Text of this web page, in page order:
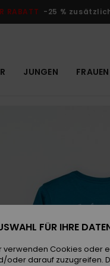
RABATT -25 %
JUNGEN FRAUEN
FÜR IHRE
verwenden Cookies oder
oder darauf